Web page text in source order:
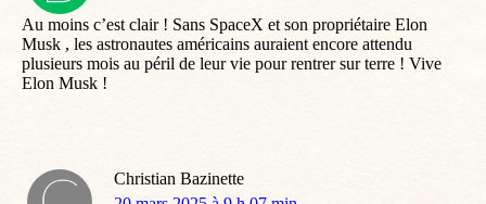
Au moins c’est clair ! Sans SpaceX et son propriétaire Elon
Musk , les astronautes américains auraient encore attendu
plusieurs mois au péril de leur vie pour rentrer sur terre ! Vive
Elon Musk !
Christian Bazinette